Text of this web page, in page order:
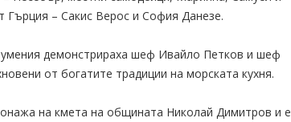
Гърция – Сакис Верос и София Данезе.
демонстрираха шеф Ивайло Петков и шеф
от богатите традиции на морската кухня.
на кмета на общината Николай Димитров и е